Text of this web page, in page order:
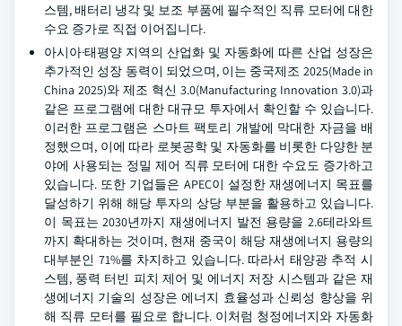
스템, 배터리 냉각 및 보조 부품에 필수적인 직류 모터에 대한
수요 증가로 직접 이어집니다.
아시아·태평양 지역의 산업화 및 자동화에 따른 산업 성장은
추가적인 성장 동력이 되었으며, 이는 중국제조 2025(Made in
China 2025)와 제조 혁신 3.0(Manufacturing Innovation 3.0)과
같은 프로그램에 대한 대규모 투자에서 확인할 수 있습니다.
이러한 프로그램은 스마트 팩토리 개발에 막대한 자금을 배
정했으며, 이에 따라 로봇공학 및 자동화를 비롯한 다양한 분
야에 사용되는 정밀 제어 직류 모터에 대한 수요도 증가하고
있습니다. 또한 기업들은 APEC이 설정한 재생에너지 목표를
달성하기 위해 해당 투자의 상당 부분을 활용하고 있습니다.
이 목표는 2030년까지 재생에너지 발전 용량을 2.6테라와트
까지 확대하는 것이며, 현재 중국이 해당 재생에너지 용량의
대부분인 71%를 차지하고 있습니다. 따라서 태양광 추적 시
스템, 풍력 터빈 피치 제어 및 에너지 저장 시스템과 같은 재
생에너지 기술의 성장은 에너지 효율성과 신뢰성 향상을 위
해 직류 모터를 필요로 합니다. 이처럼 청정에너지와 자동화